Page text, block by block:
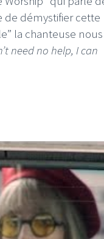
de démystifier cette
la chanteuse
need no help, I can